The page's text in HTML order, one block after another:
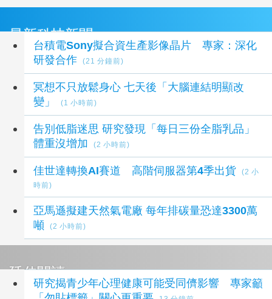
最新科技新聞
台積電Sony擬合資生產影像晶片 專家：深化
研發合作
(21 分鐘前)
冥想不只放鬆身心 七天後「大腦連結明顯改
變」
(1 小時前)
告別低脂迷思 研究發現「每日三份全脂乳品」
體重沒增加
(2 小時前)
佳世達轉換AI賽道 高階伺服器第4季出貨
(2 小
時前)
亞馬遜擬建天然氣電廠 每年排碳量恐達3300萬
噸
(2 小時前)
延伸閱讀
研究揭青少年心理健康可能受同儕影響 專家籲